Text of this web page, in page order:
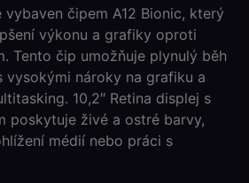
vybaven čipem A12 Bionic, který
výkonu a grafiky oproti
Tento čip umožňuje plynulý běh
vysokými nároky na grafiku a
10,2″ Retina displej s
poskytuje živé a ostré barvy,
médií nebo práci s